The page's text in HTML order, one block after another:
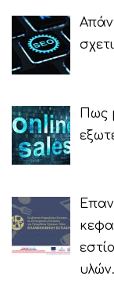
Πως
υλών.